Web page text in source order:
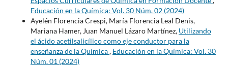
Educación en la Química: Vol. 30 Núm. 02 (2024)
Ayelén Florencia Crespi, María Florencia Leal Denis,
Mariana Hamer, Juan Manuel Lázaro Martínez, Utilizando
el ácido acetilsalicílico como eje conductor para la
enseñanza de la Química, Educación en la Química: Vol. 30
Núm. 01 (2024)